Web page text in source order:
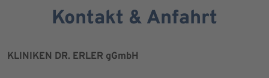
Kontakt & Anfahrt
KLINIKEN DR. ERLER gGmbH